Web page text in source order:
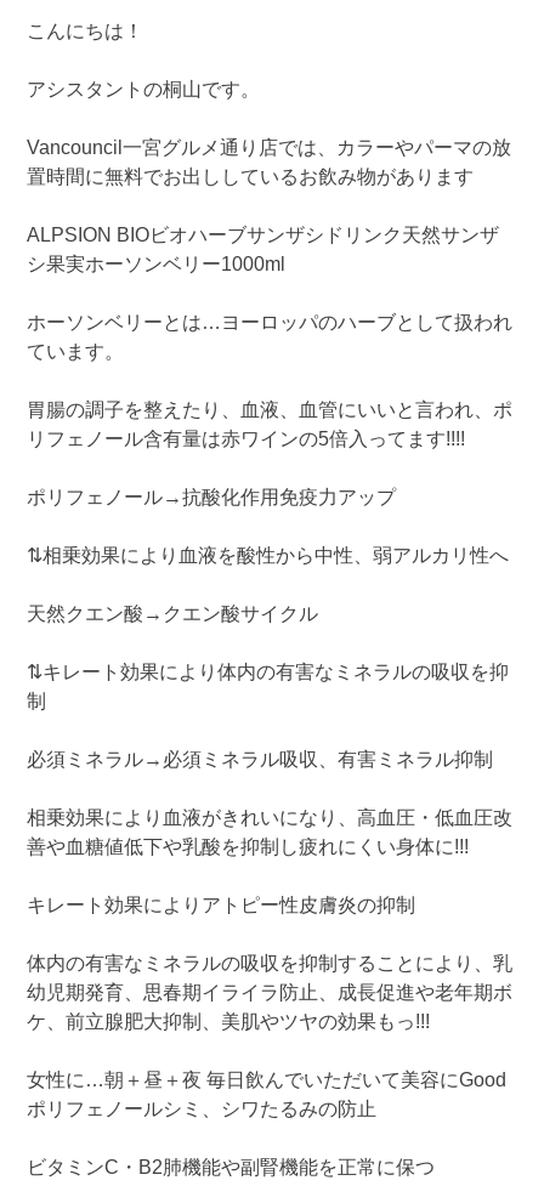
こんにちは！
アシスタントの桐山です。
Vancouncil一宮グルメ通り店では、カラーやパーマの放
置時間に無料でお出ししているお飲み物があります
ALPSION BIOビオハーブサンザシドリンク天然サンザ
シ果実ホーソンベリー1000ml
ホーソンベリーとは…ヨーロッパのハーブとして扱われ
ています。
胃腸の調子を整えたり、血液、血管にいいと言われ、ポ
リフェノール含有量は赤ワインの5倍入ってます!!!!
ポリフェノール→抗酸化作用免疫力アップ
⇅相乗効果により血液を酸性から中性、弱アルカリ性へ
天然クエン酸→クエン酸サイクル
⇅キレート効果により体内の有害なミネラルの吸収を抑
制
必須ミネラル→必須ミネラル吸収、有害ミネラル抑制
相乗効果により血液がきれいになり、高血圧・低血圧改
善や血糖値低下や乳酸を抑制し疲れにくい身体に!!!
キレート効果によりアトピー性皮膚炎の抑制
体内の有害なミネラルの吸収を抑制することにより、乳
幼児期発育、思春期イライラ防止、成長促進や老年期ボ
ケ、前立腺肥大抑制、美肌やツヤの効果もっ!!!
女性に…朝＋昼＋夜 毎日飲んでいただいて美容にGood
ポリフェノールシミ、シワたるみの防止
ビタミンC・B2肺機能や副腎機能を正常に保つ